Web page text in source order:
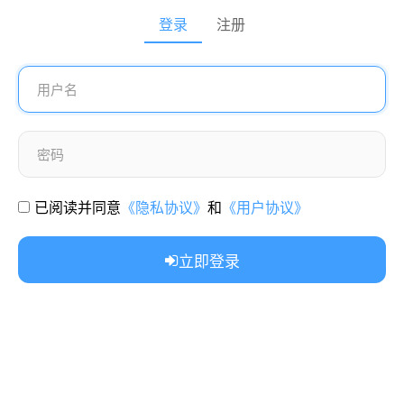
登录 注册
已阅读并同意 《隐私协议》 和 《用户协议》
立即登录